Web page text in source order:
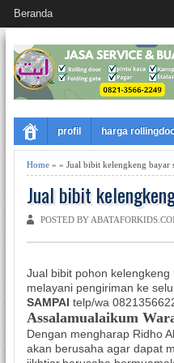
Beranda
profil harga
Home » » Jual bibit kelengkeng bayar
Jual bibit
POSTED BY
Jual bibit pohon
melayani pengiriman ke
SAMPAI telp/wa
Assalamualaikum
Dengan mengharap Ridho
akan berusaha agar dapat